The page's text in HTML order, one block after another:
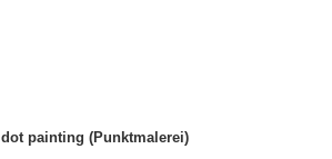
dot painting (Punktmalerei)